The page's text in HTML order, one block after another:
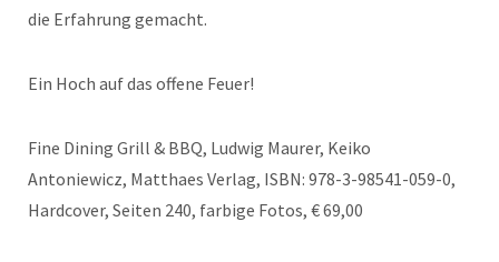
die Erfahrung gemacht.
Ein Hoch auf das offene Feuer!
Fine Dining Grill & BBQ, Ludwig Maurer, Keiko
Antoniewicz, Matthaes Verlag, ISBN: 978-3-98541-059-0,
Hardcover, Seiten 240, farbige Fotos, € 69,00